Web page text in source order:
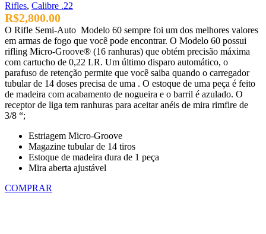
Rifles, Calibre .22
R$2,800.00
O Rifle Semi-Auto Modelo 60 sempre foi um dos melhores valores
em armas de fogo que você pode encontrar. O Modelo 60 possui
rifling Micro-Groove® (16 ranhuras) que obtém precisão máxima
com cartucho de 0,22 LR. Um último disparo automático, o
parafuso de retenção permite que você saiba quando o carregador
tubular de 14 doses precisa de uma . O estoque de uma peça é feito
de madeira com acabamento de nogueira e o barril é azulado. O
receptor de liga tem ranhuras para aceitar anéis de mira rimfire de
3/8 “;
Estriagem Micro-Groove
Magazine tubular de 14 tiros
Estoque de madeira dura de 1 peça
Mira aberta ajustável
COMPRAR